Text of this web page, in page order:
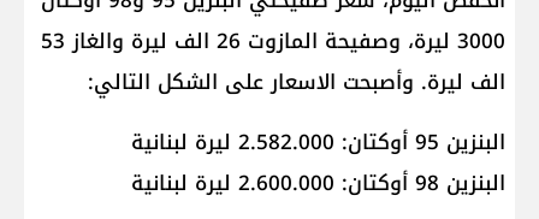
3000 ليرة، وصفيحة المازوت 26 الف ليرة والغاز 53
الف ليرة. وأصبحت الاسعار على الشكل التالي:
البنزين 95 أوكتان: 2.582.000 ليرة لبنانية
البنزين 98 أوكتان: 2.600.000 ليرة لبنانية